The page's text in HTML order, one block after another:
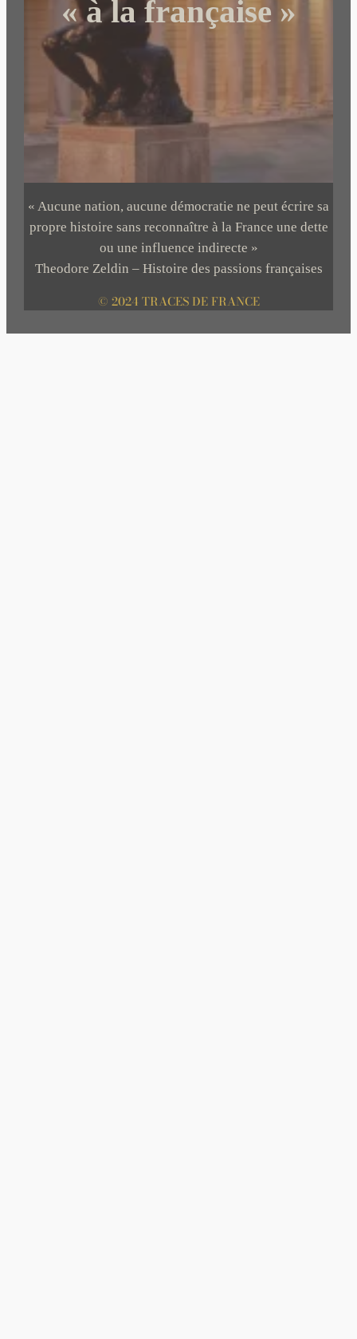
« à la française »
« Aucune nation, aucune démocratie ne peut écrire sa
propre histoire sans reconnaître à la France une dette
ou une influence indirecte »
Theodore Zeldin – Histoire des passions françaises
© 2024 TRACES DE FRANCE